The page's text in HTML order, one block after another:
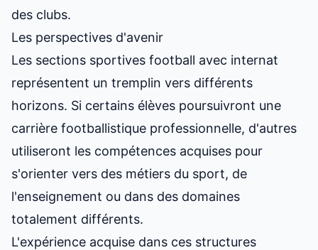
des clubs.
Les perspectives d'avenir
Les sections sportives football avec internat
représentent un tremplin vers différents
horizons. Si certains élèves poursuivront une
carrière footballistique professionnelle, d'autres
utiliseront les compétences acquises pour
s'orienter vers des métiers du sport, de
l'enseignement ou dans des domaines
totalement différents.
L'expérience acquise dans ces structures